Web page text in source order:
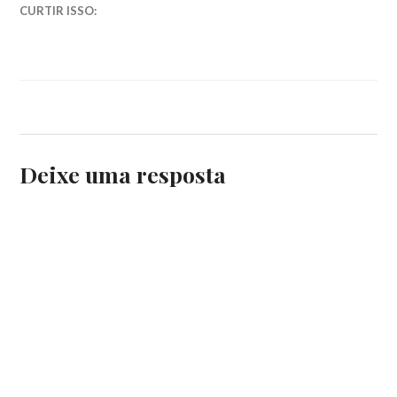
CURTIR ISSO:
Deixe uma resposta